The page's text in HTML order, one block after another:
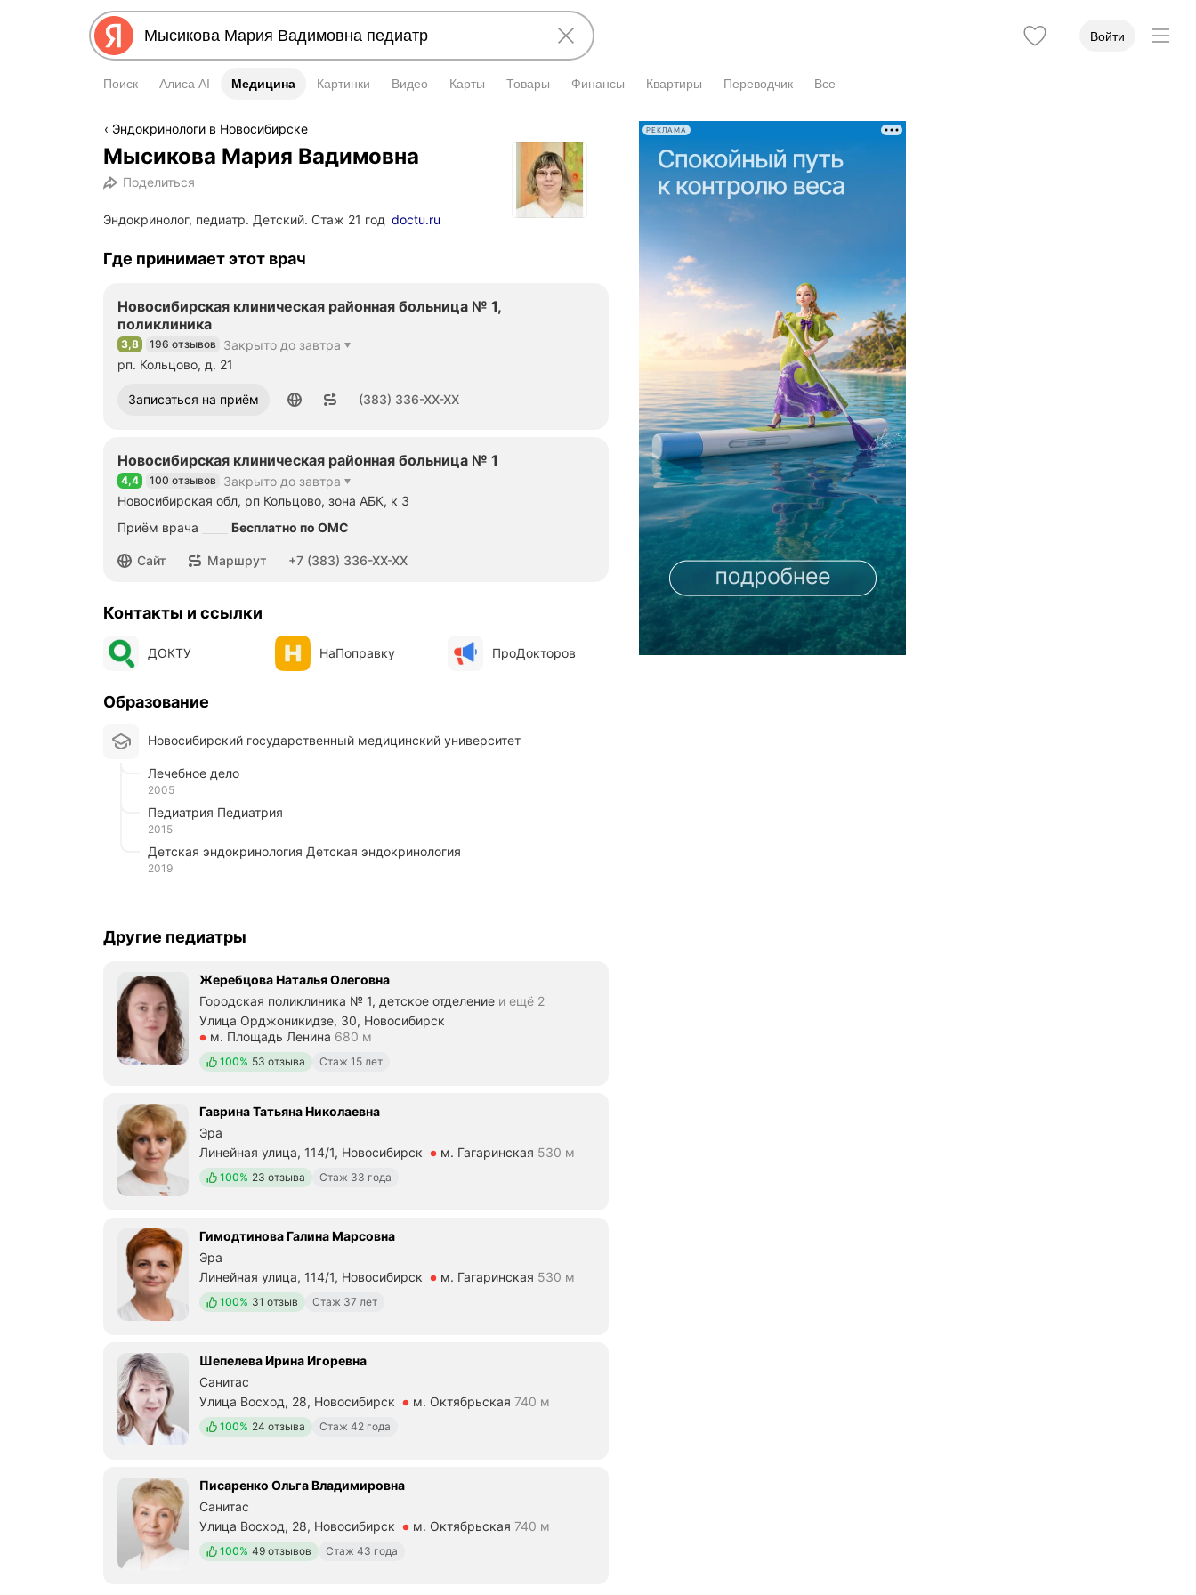
Войти
Поиск Алиса AI Медицина
Медицина Картинки Видео Карты Товары Финансы Квартиры Переводчик Все
Эндокринологи в Новосибирске
Мысикова Мария Вадимовна
Поделиться
Эндокринолог, педиатр. Детский. Стаж 21 год doctu.ru
Где принимает этот врач
Новосибирская клиническая районная больница № 1,
поликлиника
Рейтинг 3,8 из 5
3,8 196 отзывов Закрыто до завтра
рп. Кольцово, д. 21
Записаться на приём
Номер телефона: 3833367388 (383) 336-XX-XX
Новосибирская клиническая районная больница № 1
Рейтинг 4,4 из 5
4,4 100 отзывов Закрыто до завтра
Новосибирская обл, рп Кольцово, зона АБК, к 3
Приём врача
Бесплатно по ОМС
Сайт Маршрут
Номер телефона: +73833366020 +7 (383) 336-XX-XX
Контакты и ссылки
ДОКТУ НаПоправку ПроДокторов
Образование
Новосибирский государственный медицинский университет
Лечебное дело
2005
Педиатрия Педиатрия
2015
Детская эндокринология Детская эндокринология
2019
Другие педиатры
Жеребцова Наталья Олеговна
Городская поликлиника № 1, детское отделение и ещё 2
Улица Орджоникидзе, 30, Новосибирск
Метро м. Площадь Ленина Расстояние 680 м
м. Площадь Ленина 680 м
Положительных отзывов
100% 53 отзыва Стаж 15 лет
Гаврина Татьяна Николаевна
Эра
Линейная улица, 114/1, Новосибирск
Метро м. Гагаринская Расстояние 530 м
м. Гагаринская 530 м
Положительных отзывов
100% 23 отзыва Стаж 33 года
Гимодтинова Галина Марсовна
Эра
Линейная улица, 114/1, Новосибирск
Метро м. Гагаринская Расстояние 530 м
м. Гагаринская 530 м
Положительных отзывов
100% 31 отзыв Стаж 37 лет
Шепелева Ирина Игоревна
Санитас
Улица Восход, 28, Новосибирск
Метро м. Октябрьская Расстояние 740 м
м. Октябрьская 740 м
Положительных отзывов
100% 24 отзыва Стаж 42 года
Писаренко Ольга Владимировна
Санитас
Улица Восход, 28, Новосибирск
Метро м. Октябрьская Расстояние 740 м
м. Октябрьская 740 м
Положительных отзывов
100% 49 отзывов Стаж 43 года
РЕКЛАМА